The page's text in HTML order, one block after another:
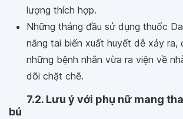
lượng thích hợp.
Những tháng đầu sử dụng thuốc
năng tai biến xuất huyết dễ xảy ra,
những bệnh nhân vừa ra viện về
dõi chặt chẽ.
7.2. Lưu ý với phụ nữ mang
bú